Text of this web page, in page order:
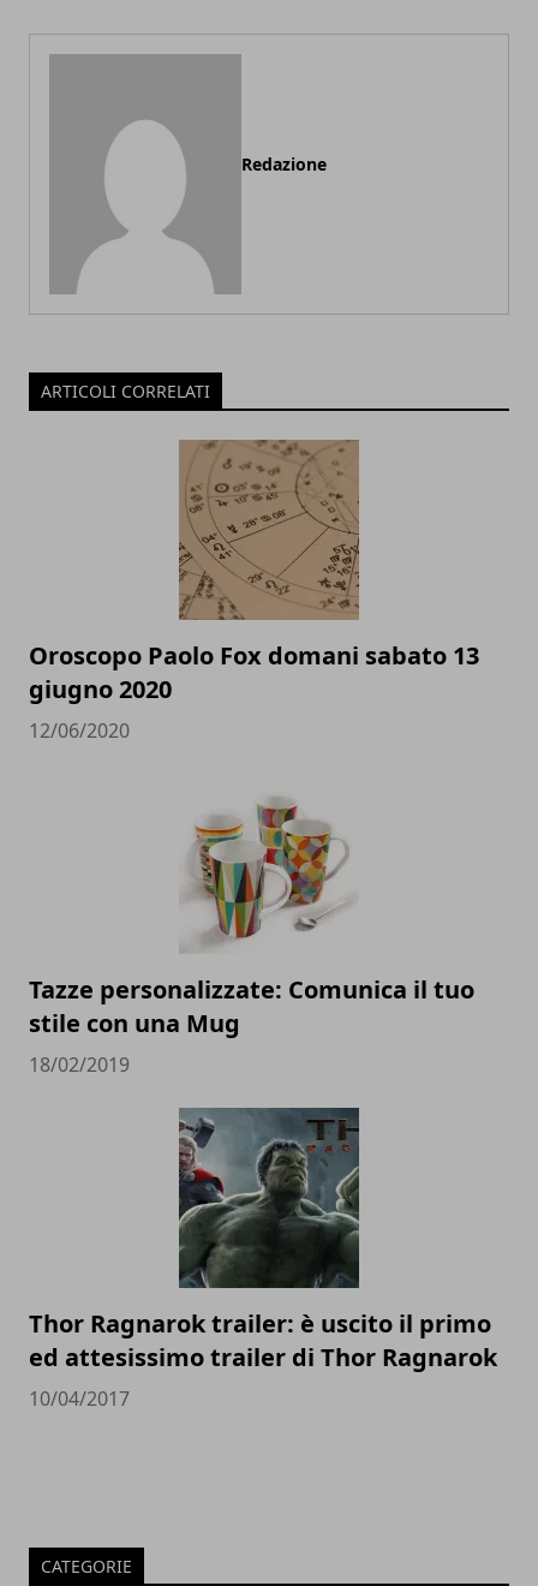
Redazione
ARTICOLI CORRELATI
Oroscopo Paolo Fox domani sabato 13
giugno 2020
12/06/2020
Tazze personalizzate: Comunica il tuo
stile con una Mug
18/02/2019
Thor Ragnarok trailer: è uscito il primo
ed attesissimo trailer di Thor Ragnarok
10/04/2017
CATEGORIE